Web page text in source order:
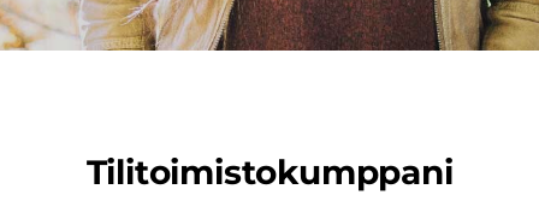
Tilitoimistokumppani